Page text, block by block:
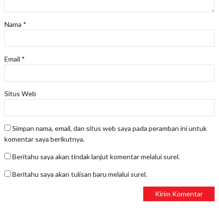
Nama *
Email *
Situs Web
Simpan nama, email, dan situs web saya pada peramban ini untuk
komentar saya berikutnya.
Beritahu saya akan tindak lanjut komentar melalui surel.
Beritahu saya akan tulisan baru melalui surel.